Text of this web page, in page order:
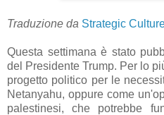
Traduzione da Strategic
Questa settimana è stato
del Presidente Trump. Per lo
progetto politico per le
Netanyahu, oppure come
palestinesi, che potrebbe